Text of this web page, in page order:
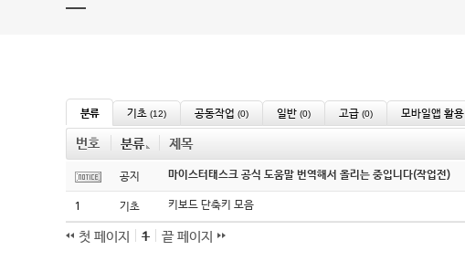
분류 기초 (12) 공동작업 (0) 일반 (0) 고급 (0) 모바일앱 활용
번호 분류 제목
공지 마이스터태스크 공식 도움말 번역해서 올리는 중입니다(작업전)
1
기초 키보드 단축키 모음
첫 페이지 1 끝 페이지